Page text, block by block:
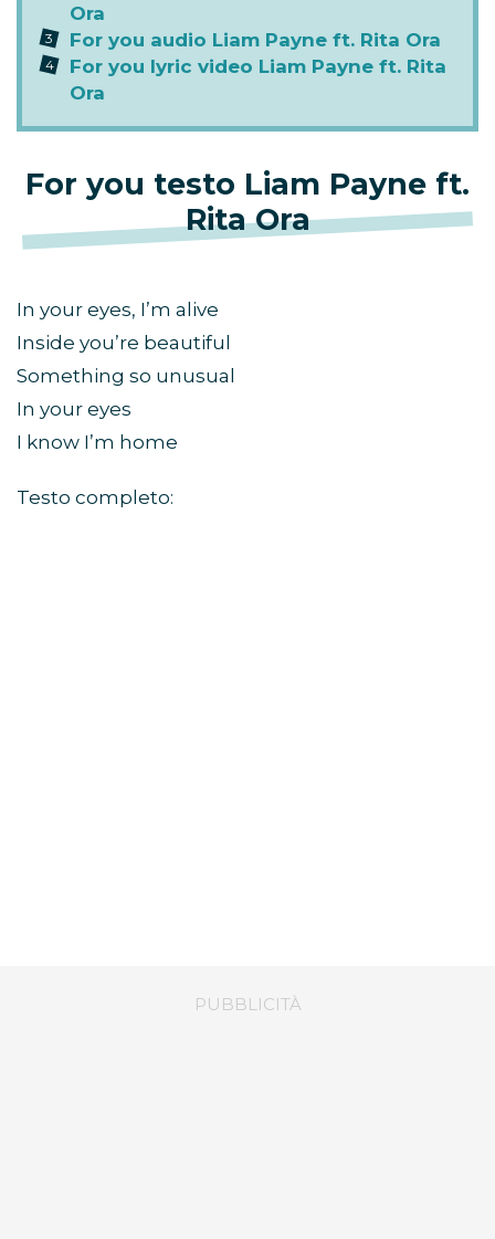
Ora
For you audio Liam Payne ft. Rita Ora
For you lyric video Liam Payne ft. Rita
Ora
For you testo Liam Payne ft.
Rita Ora
In your eyes, I’m alive
Inside you’re beautiful
Something so unusual
In your eyes
I know I’m home
Testo completo: